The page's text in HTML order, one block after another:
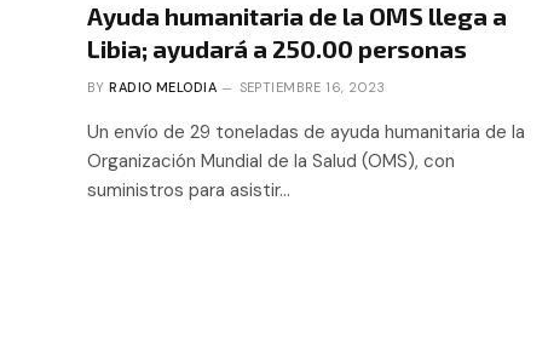
Ayuda humanitaria de la OMS llega a
Libia; ayudará a 250.00 personas
BY RADIO MELODIA SEPTIEMBRE 16, 2023
Un envío de 29 toneladas de ayuda humanitaria de la
Organización Mundial de la Salud (OMS), con
suministros para asistir…